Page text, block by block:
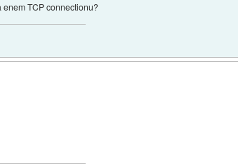
TCP connectionu?